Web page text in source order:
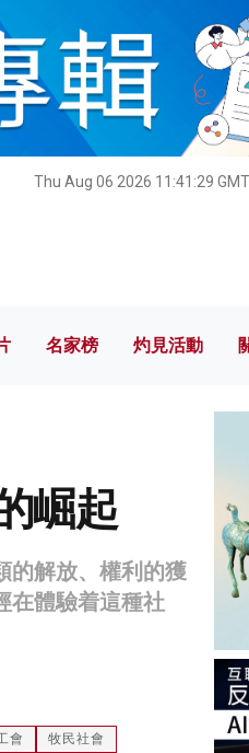
Thu Aug 06 2026 11:41:31
影片 名家榜 灼見活動
名家榜 灼見活動
崛起
的解放、權利的獲
在體驗着這種社
會
牧民社會